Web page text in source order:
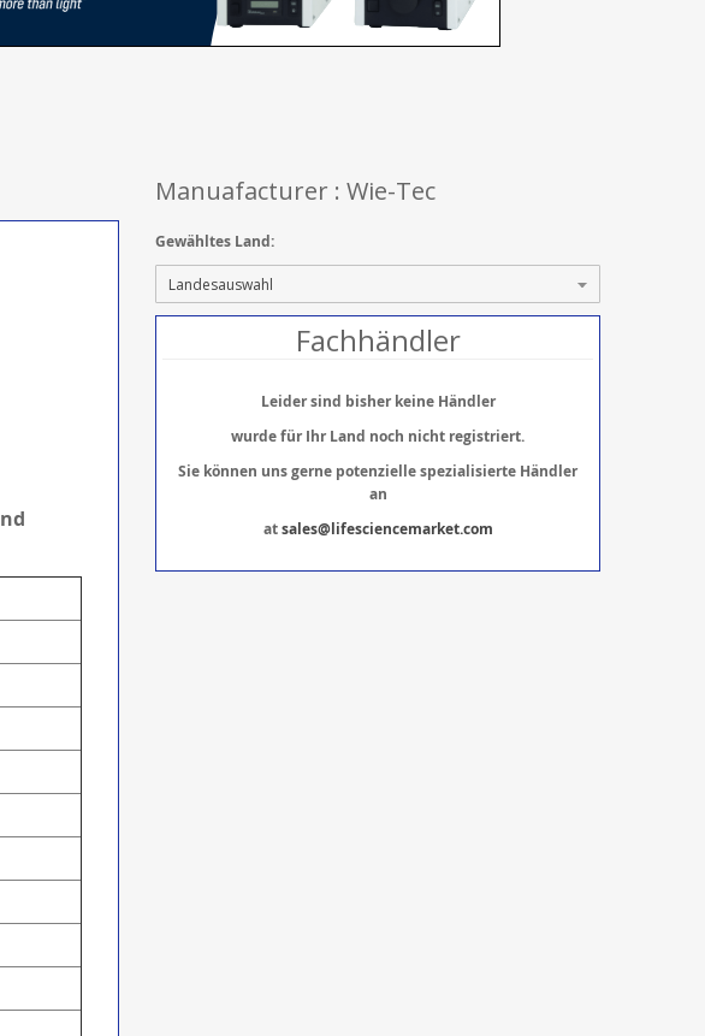
Manuafacturer : Wie-Tec
Gewähltes Land:
Fachhändler
Leider sind bisher keine Händler
wurde für Ihr Land noch nicht registriert.
Sie können uns gerne potenzielle spezialisierte Händler
an
atsales@lifesciencemarket.com